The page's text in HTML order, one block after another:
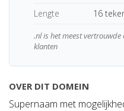
Lengte
16
.nl is het meest
klanten
OVER DIT DOMEIN
Supernaam met